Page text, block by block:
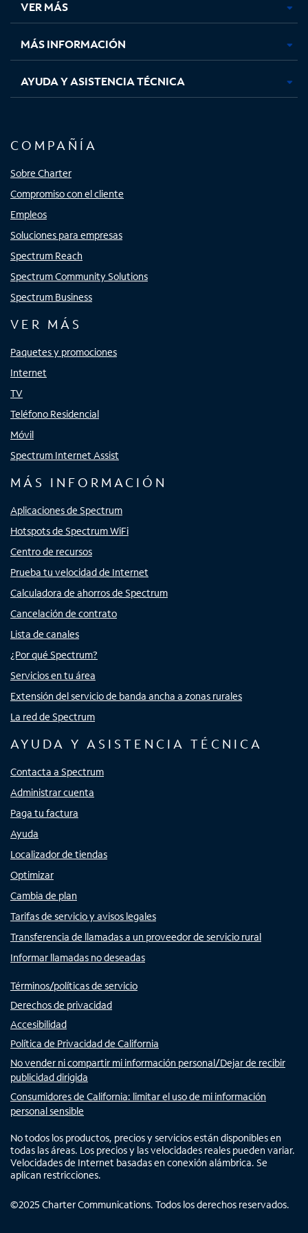
pestaña
nueva
pestaña
nueva
pestaña
nuevanueva
VER MÁS
MÁS INFORMACIÓN
AYUDA Y ASISTENCIA TÉCNICA
COMPAÑÍA
Sobre Charter
Compromiso con el cliente
Empleos
Soluciones para empresas
Spectrum Reach
Spectrum Community Solutions
Spectrum Business
VER MÁS
Paquetes y promociones
Internet
TV
Teléfono Residencial
Móvil
Spectrum Internet Assist
MÁS INFORMACIÓN
Aplicaciones de Spectrum
Hotspots de Spectrum WiFi
Centro de recursos
Prueba tu velocidad de Internet
Calculadora de ahorros de Spectrum
Cancelación de contrato
Lista de canales
¿Por qué Spectrum?
Servicios en tu área
Extensión del servicio de banda ancha a zonas rurales
La red de Spectrum
AYUDA Y ASISTENCIA TÉCNICA
Contacta a Spectrum
Administrar cuenta
Paga tu factura
Ayuda
Localizador de tiendas
Optimizar
Cambia de plan
Tarifas de servicio y avisos legales
Transferencia de llamadas a un proveedor de servicio rural
Informar llamadas no deseadas
Términos/políticas de servicio
Derechos de privacidad
Accesibilidad
Política de Privacidad de California
No vender ni compartir mi información personal/Dejar de recibir
publicidad dirigida
Consumidores de California: limitar el uso de mi información
personal sensible
No todos los productos, precios y servicios están disponibles en
todas las áreas. Los precios y las velocidades reales pueden variar.
Velocidades de Internet basadas en conexión alámbrica. Se
aplican restricciones.
©2025 Charter Communications. Todos los derechos reservados.